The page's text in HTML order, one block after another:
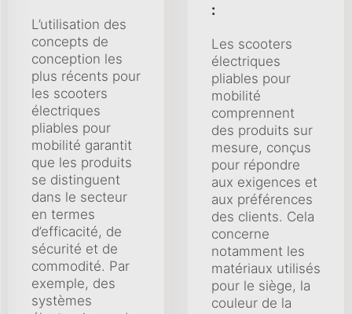
L’utilisation des
concepts de
conception les
plus récents pour
les scooters
électriques
pliables pour
mobilité garantit
que les produits
se distinguent
dans le secteur
en termes
d’efficacité, de
sécurité et de
commodité. Par
exemple, des
systèmes
:
Les scooters
électriques
pliables pour
mobilité
comprennent
des produits sur
mesure, conçus
pour répondre
aux exigences et
aux préférences
des clients. Cela
concerne
notamment les
matériaux utilisés
pour le siège, la
couleur de la